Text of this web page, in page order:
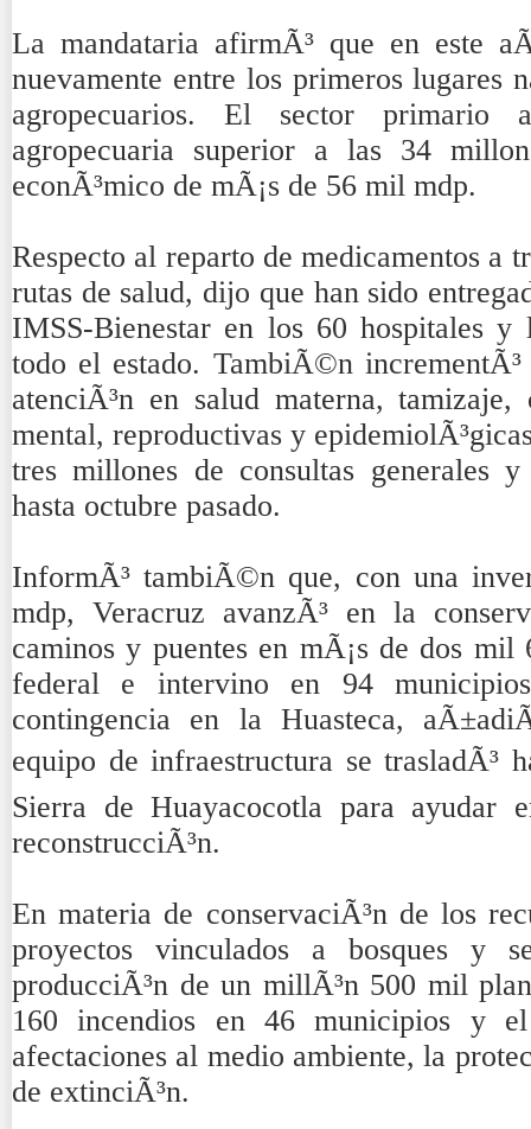
La mandataria afirmÃ³ que en este
nuevamente entre los primeros lugares
agropecuarios. El sector primario
agropecuaria superior a las 34
econÃ³mico de mÃ¡s de 56 mil mdp.
Respecto al reparto de medicamentos a
rutas de salud, dijo que han sido
IMSS-Bienestar en los 60 hospitales
todo el estado. TambiÃ©n
atenciÃ³n en salud materna, tamizaje,
mental, reproductivas y
tres millones de consultas generales
hasta octubre pasado.
InformÃ³ tambiÃ©n que, con una
mdp, Veracruz avanzÃ³ en la
caminos y puentes en mÃ¡s de dos
federal e intervino en 94
contingencia en la Huasteca,
equipo de infraestructura se trasladÃ³
Sierra de Huayacocotla para ayudar
reconstrucciÃ³n.
En materia de conservaciÃ³n de los
proyectos vinculados a bosques y
producciÃ³n de un millÃ³n 500 mil
160 incendios en 46 municipios y
afectaciones al medio ambiente, la
de extinciÃ³n.